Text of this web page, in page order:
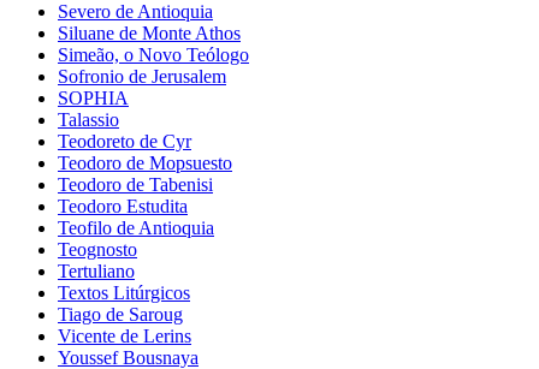
Severo de Antioquia
Siluane de Monte Athos
Simeão, o Novo Teólogo
Sofronio de Jerusalem
SOPHIA
Talassio
Teodoreto de Cyr
Teodoro de Mopsuesto
Teodoro de Tabenisi
Teodoro Estudita
Teofilo de Antioquia
Teognosto
Tertuliano
Textos Litúrgicos
Tiago de Saroug
Vicente de Lerins
Youssef Bousnaya